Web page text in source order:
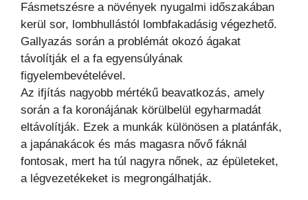
Fásmetszésre a növények nyugalmi időszakában
kerül sor, lombhullástól lombfakadásig végezhető.
Gallyazás során a problémát okozó ágakat
távolítják el a fa egyensúlyának
figyelembevételével.
Az ifjítás nagyobb mértékű beavatkozás, amely
során a fa koronájának körülbelül egyharmadát
eltávolítják. Ezek a munkák különösen a platánfák,
a japánakácok és más magasra nővő fáknál
fontosak, mert ha túl nagyra nőnek, az épületeket,
a légvezetékeket is megrongálhatják.